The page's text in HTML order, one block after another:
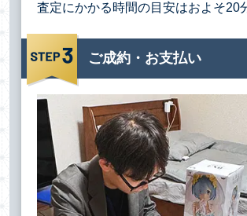
査定にかかる時間の目安はおよそ20
ご成約・お支払い